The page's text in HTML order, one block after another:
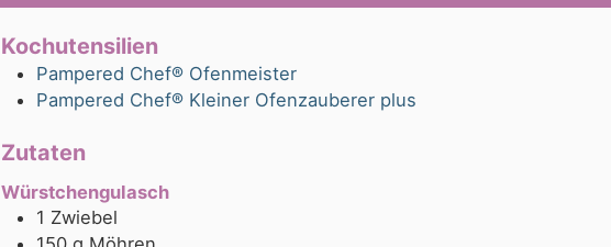
Kochutensilien
Pampered Chef® Ofenmeister
Pampered Chef® Kleiner Ofenzauberer plus
Zutaten
Würstchengulasch
1 Zwiebel